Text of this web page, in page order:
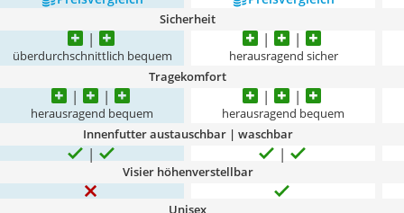
Sicherheit
überdurchschnittlich bequem herausragend sicher
Tragekomfort
herausragend bequem herausragend bequem
Innenfutter austauschbar | waschbar
Visier höhenverstellbar
Unisex